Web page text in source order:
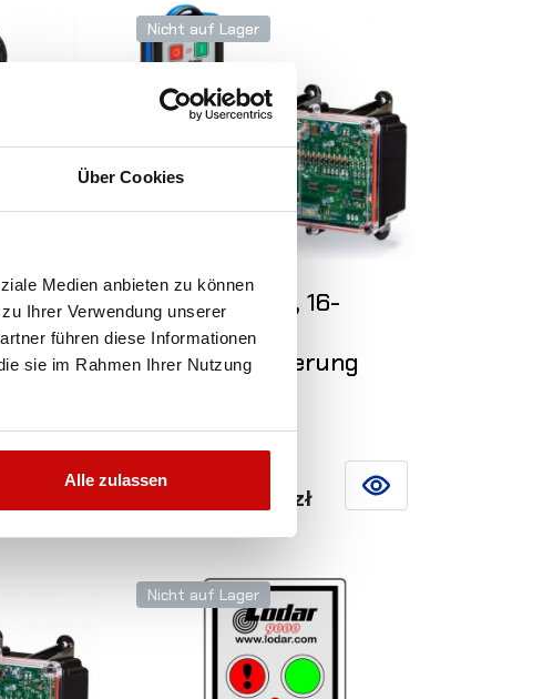
Über Cookies
Medien anbieten zu können
Ihrer Verwendung unserer
führen diese Informationen
sie im Rahmen Ihrer Nutzung
Alle zulassen
IN DEN WARENKORB
Nicht auf Lager
LODAR 12-24V, 16-
Funktions-
Funkfernsteuerung
4 233 ,00 zł SIEHE DETAILS
Nicht auf Lager